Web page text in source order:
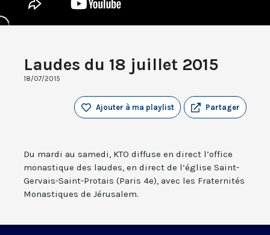
Laudes du 18 juillet 2015
18/07/2015
Partager
Ajouter à ma playlist
Du mardi au samedi, KTO diffuse en direct l’office
monastique des laudes, en direct de l’église Saint-
Gervais-Saint-Protais (Paris 4e), avec les Fraternités
Monastiques de Jérusalem.